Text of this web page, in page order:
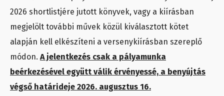
2026 shortlistjére jutott könyvek, vagy a kiírásban
megjelölt további művek közül kiválasztott kötet
alapján kell elkészíteni a versenykiírásban szereplő
módon. A jelentkezés csak a pályamunka
beérkezésével együtt válik érvényessé, a benyújtás
végső határideje 2026. augusztus 16.